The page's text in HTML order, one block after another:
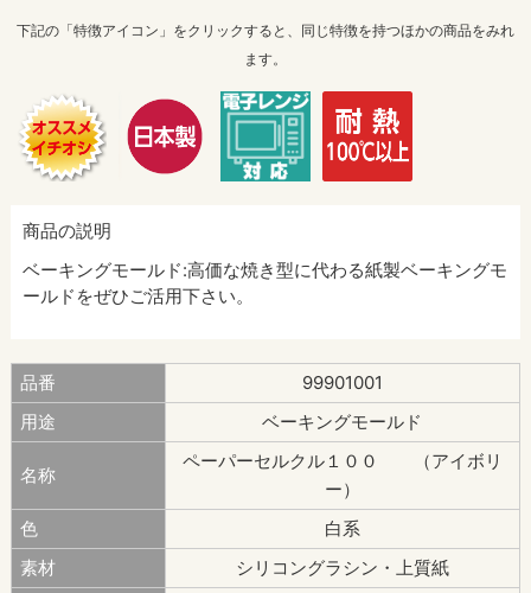
下記の「特徴アイコン」をクリックすると、同じ特徴を持つほかの商品をみれ
ます。
商品の説明
ベーキングモールド:高価な焼き型に代わる紙製ベーキングモ
ールドをぜひご活用下さい。
品番
99901001
用途
ベーキングモールド
名称
ペーパーセルクル１００ （アイボリ
ー）
色
白系
素材
シリコングラシン・上質紙